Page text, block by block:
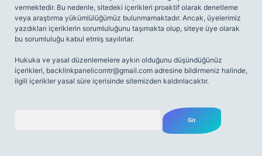
vermektedir. Bu nedenle, sitedeki içerikleri proaktif olarak denetleme
veya araştırma yükümlülüğümüz bulunmamaktadır. Ancak, üyelerimiz
yazdıkları içeriklerin sorumluluğunu taşımakta olup, siteye üye olarak
bu sorumluluğu kabul etmiş sayılırlar.
Hukuka ve yasal düzenlemelere aykırı olduğunu düşündüğünüz
içerikleri, backlinkpanelicomtr@gmail.com adresine bildirmeniz halinde,
ilgili içerikler yasal süre içerisinde sitemizden kaldırılacaktır.